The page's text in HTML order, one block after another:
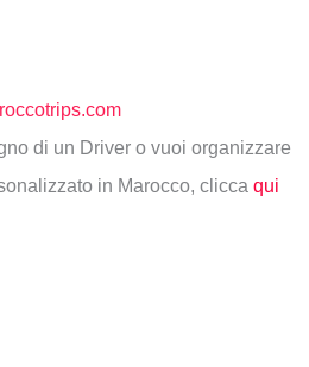
di un Driver o vuoi organizzare
in Marocco, clicca qui